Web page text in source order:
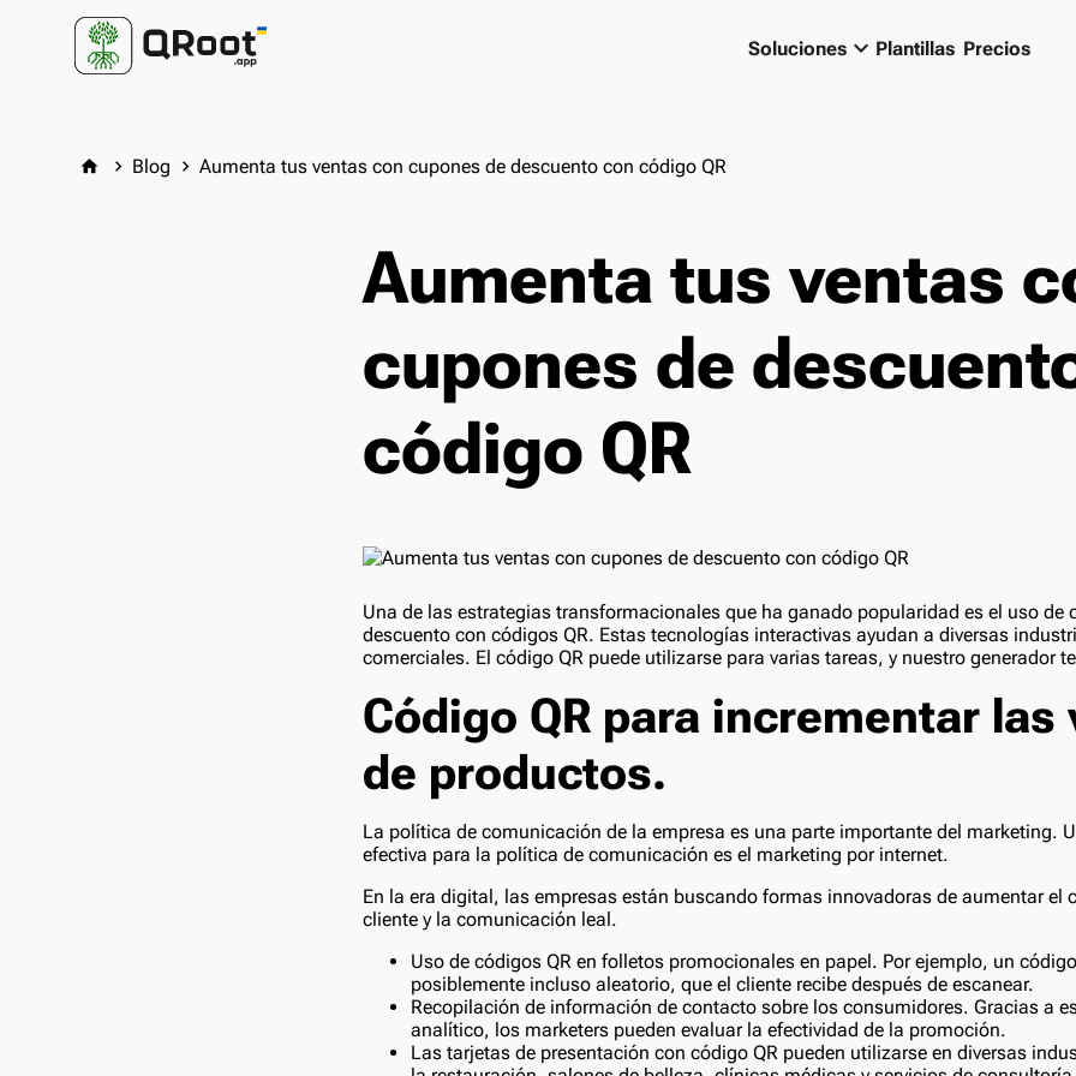
Solucioneskeyboard_arrow_down Plantillas Precios
home keyboard_arrow_right Blog keyboard_arrow_right Aumenta tus ventas con cupones de descuento con código QR
Aumenta tus ventas
cupones de
código QR
Una de las estrategias transformacionales que ha ganado popularidad es el uso de
descuento con códigos QR. Estas tecnologías interactivas ayudan a diversas
comerciales. El código QR puede utilizarse para varias tareas, y nuestro generador
Código QR para incrementar las
de productos.
La política de comunicación de la empresa es una parte importante del marketing.
efectiva para la política de comunicación es el marketing por internet.
En la era digital, las empresas están buscando formas innovadoras de aumentar el
cliente y la comunicación leal.
Uso de códigos QR en folletos promocionales en papel. Por ejemplo, un
posiblemente incluso aleatorio, que el cliente recibe después de escanear.
Recopilación de información de contacto sobre los consumidores. Gracias a
analítico, los marketers pueden evaluar la efectividad de la promoción.
Las tarjetas de presentación con código QR pueden utilizarse en diversas